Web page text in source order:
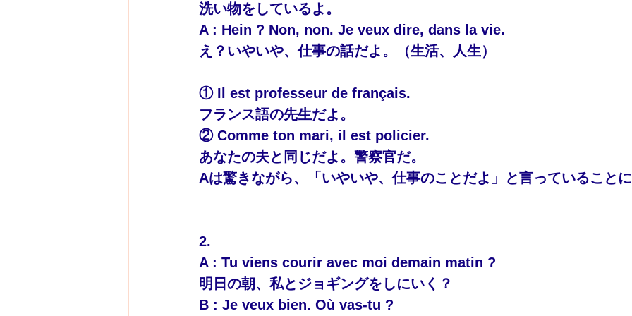
洗い物をしているよ。
A : Hein ? Non, non. Je veux dire, dans la vie.
え？いやいや、仕事の話だよ。（生活、人生）
① Il est professeur de français.
フランス語の先生だよ。
② Comme ton mari, il est policier.
あなたの夫と同じだよ。警察官だ。
Aは驚きながら、「いやいや、仕事のことだよ」と言っていることに
2.
A : Tu viens courir avec moi demain matin ?
明日の朝、私とジョギングをしにいく？
B : Je veux bien. Où vas-tu ?